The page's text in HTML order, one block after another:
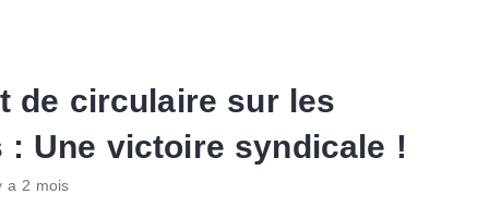
de circulaire sur les
: Une victoire syndicale !
a 2 mois